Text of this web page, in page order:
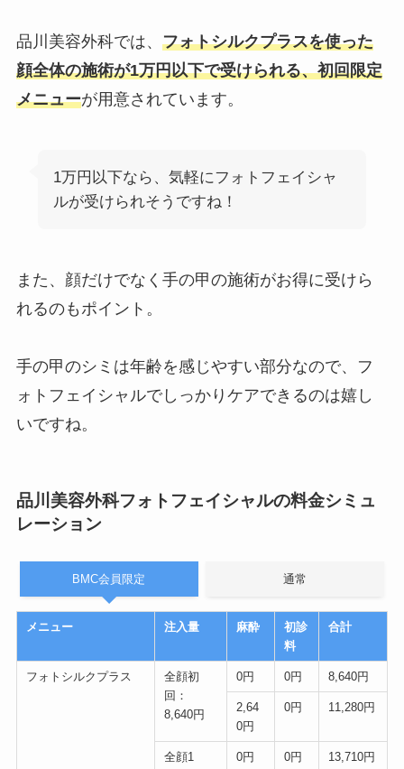
品川美容外科では、 フォトシルクプラスを使った
顔全体の施術が1万円以下で受けられる、初回限定
メニューが用意されています。
1万円以下なら、気軽にフォトフェイシャ
ルが受けられそうですね！
また、顔だけでなく手の甲の施術がお得に受けら
れるのもポイント。
手の甲のシミは年齢を感じやすい部分なので、フ
ォトフェイシャルでしっかりケアできるのは嬉し
いですね。
品川美容外科フォトフェイシャルの料金シミュ
レーション
BMC会員限定 通常
メニュー 注入量 麻酔
初診
料
合計
フォトシルクプラス
全顔初
回：
8,640円
0円 0円 8,640円
2,64
0円
0円 11,280円
全顔1 0円 0円 13,710円